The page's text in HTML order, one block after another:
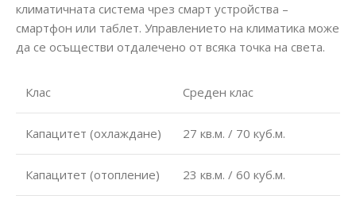
климатичната система чрез смарт устройства –
смартфон или таблет. Управлението на климатика може
да се осъществи отдалечено от всяка точка на света.
Клас Среден клас
Капацитет (охлаждане) 27 кв.м. / 70 куб.м.
Капацитет (отопление) 23 кв.м. / 60 куб.м.